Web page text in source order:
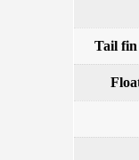
Tail fin